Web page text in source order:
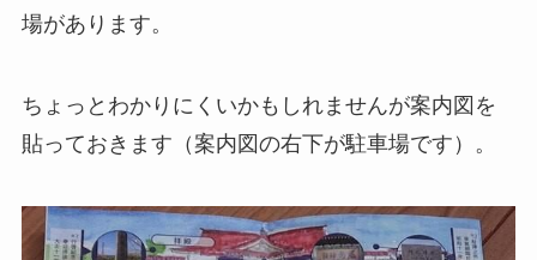
場があります。
ちょっとわかりにくいかもしれませんが案内図を
貼っておきます（案内図の右下が駐車場です）。